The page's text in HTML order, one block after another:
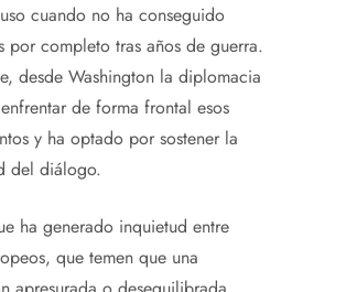
cuando no ha conseguido
por completo tras años de guerra.
desde Washington la diplomacia
de forma frontal esos
y ha optado por sostener la
del diálogo.
ha generado inquietud entre
que temen que una